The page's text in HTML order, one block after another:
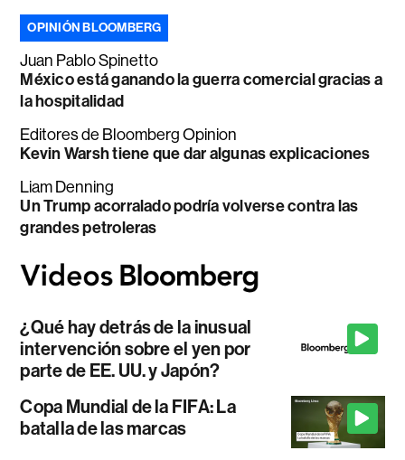
OPINIÓN BLOOMBERG
Juan Pablo Spinetto
México está ganando la guerra comercial gracias a
la hospitalidad
Editores de Bloomberg Opinion
Kevin Warsh tiene que dar algunas explicaciones
Liam Denning
Un Trump acorralado podría volverse contra las
grandes petroleras
¿Qué hay detrás de la inusual
intervención sobre el yen por
parte de EE. UU. y Japón?
Copa Mundial de la FIFA: La
batalla de las marcas